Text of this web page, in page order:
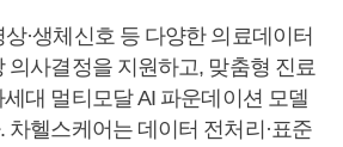
·생체신호 등 다양한 의료데이터
의사결정을 지원하고, 맞춤형 진료
대 멀티모달 AI 파운데이션 모델
차헬스케어는 데이터 전처리·표준